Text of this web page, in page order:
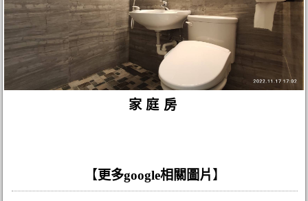
家庭房
【更多google相關圖片 】